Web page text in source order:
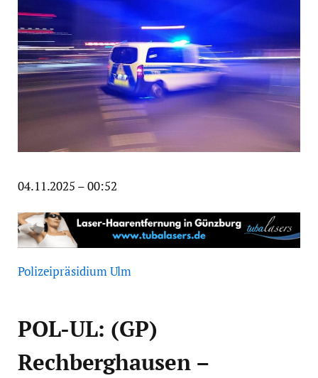
04.11.2025 – 00:52
Polizeipräsidium Ulm
POL-UL: (GP)
Rechberghausen –